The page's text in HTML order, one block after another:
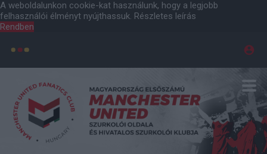
A weboldalunkon cookie-kat használunk, hogy a legjobb
felhasználói élményt nyújthassuk. Részletes leírás
Rendben